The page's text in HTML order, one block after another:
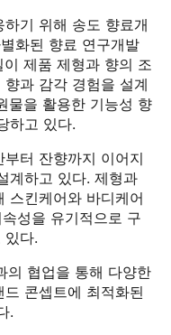
기 위해 송도 향료개
화된 향료 연구개발
제품 제형과 향의 조
과 감각 경험을 설계
물을 활용한 기능성 향
하고 있다.
터 잔향까지 이어지
계하고 있다. 제형과
스킨케어와 바디케어
성을 유기적으로 구
있다.
의 협업을 통해 다양한
콘셉트에 최적화된
.